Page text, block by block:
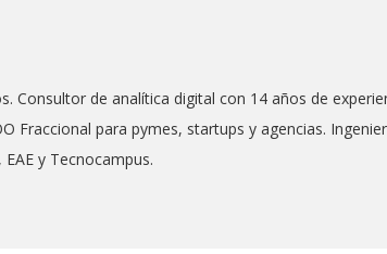
Consultor de analítica digital con 14 años de
Fraccional para pymes, startups y agencias.
y Tecnocampus.